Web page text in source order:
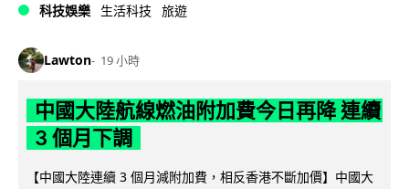
科技娛樂 生活科技 旅遊
Lawton 19 小時
中國大陸航線燃油附加費今日再降 連續
3 個月下調
【中國大陸連續 3 個月減附加費，相反香港不斷加價】中國大